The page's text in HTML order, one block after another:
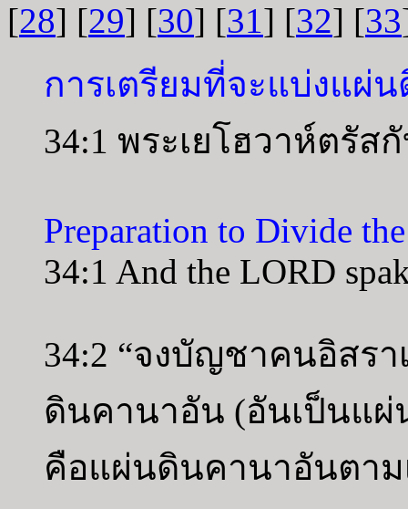
[28] [29] [30] [31] [32] [33
การเตรียมที่จะแบ่งแผ่
34:1 พระเยโฮวาห์ตรัส
Preparation to Divide
34:1 And the LORD
34:2 “จงบัญชาคนอิสรา
ดินคานาอัน (อันเป็นแผ่
คือแผ่นดินคานาอันตา